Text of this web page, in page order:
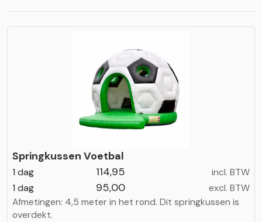
Springkussen Voetbal
1 dag 114,95
incl. BTW
1 dag
95,00
excl. BTW
Afmetingen: 4,5 meter in het rond. Dit springkussen is
overdekt.